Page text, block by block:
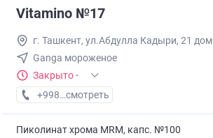
Vitamino №17
г. Ташкент, ул.Абдулла Кадыри, 21 дом
Ganga мороженое
Закрыто ·
+998 (99) XXX-XX-XX
смотреть
Пиколинат хрома MRM, капс. №100